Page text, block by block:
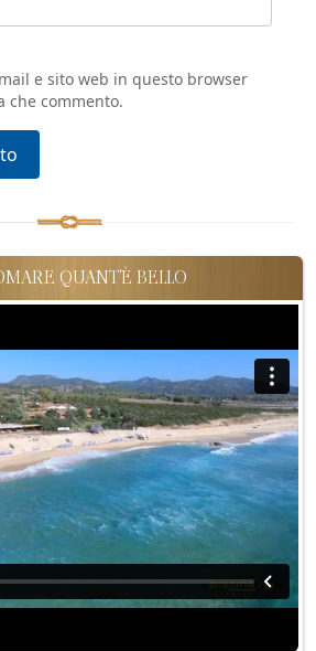
e sito web in questo browser
che commento.
QUANT'È BELLO